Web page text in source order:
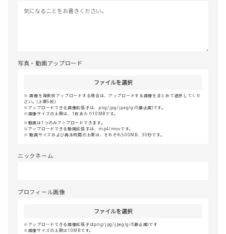
写真・動画アップロード
ファイルを選択
画像を複数枚アップロードする場合は、アップロードする画像をまとめて選択してくだ
さい。(上限5枚)
アップロードできる画像拡張子は、png/jpg/jpeg/gif(静止画)です。
画像サイズの上限は、1枚あたり10MBです。
動画は1つのみアップロードできます。
アップロードできる動画拡張子は、mp4/movです。
動画サイズおよび再生時間の上限は、それぞれ500MB、30秒です。
ニックネーム
プロフィール画像
ファイルを選択
アップロードできる画像拡張子はpng/jpg/jpeg/gif(静止画)です
画像サイズの上限は10MBです。